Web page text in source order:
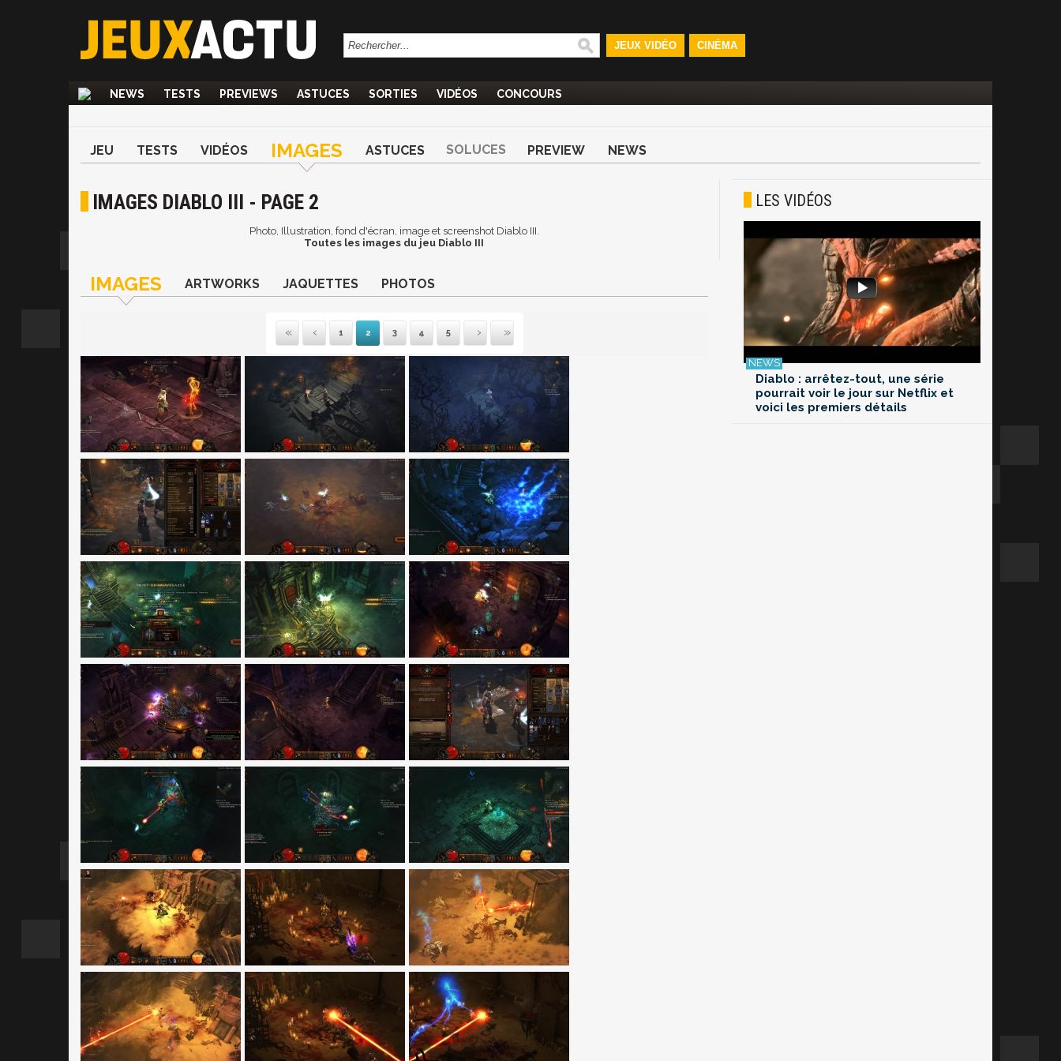
JEUX VIDÉO CINÉMA
NEWS TESTS PREVIEWS ASTUCES SORTIES VIDÉOS CONCOURS
JEU TESTS VIDÉOS IMAGES ASTUCES SOLUCES PREVIEW NEWS
IMAGES DIABLO III - PAGE 2
Photo, Illustration, fond d'écran, image et screenshot Diablo III.
Toutes les images du jeu Diablo III
IMAGES ARTWORKS JAQUETTES PHOTOS
Première
Précédente
1 2 3 4 5
Suivante
Dernière
LES VIDÉOS
Diablo : arrêtez-tout, une série
pourrait voir le jour sur Netflix et
voici les premiers détails